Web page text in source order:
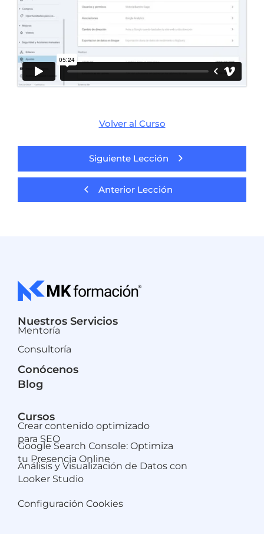
Anterior Lección
Volver al Curso
Siguiente Lección
Nuestros Servicios
Mentoría
Consultoría
Conócenos
Blog
Cursos
Crear contenido optimizado
para SEO
Google Search Console: Optimiza
tu Presencia Online
Análisis y Visualización de Datos con
Looker Studio
Configuración Cookies